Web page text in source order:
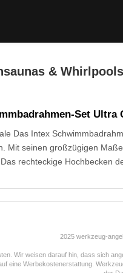
&
Set Ultra
Das Intex
Mit seinen großzügigen
rechteckige Hochbecken
2025 werkzeug-
Wir weisen darauf hin, dass sich
eine Werbekostenerstattung.